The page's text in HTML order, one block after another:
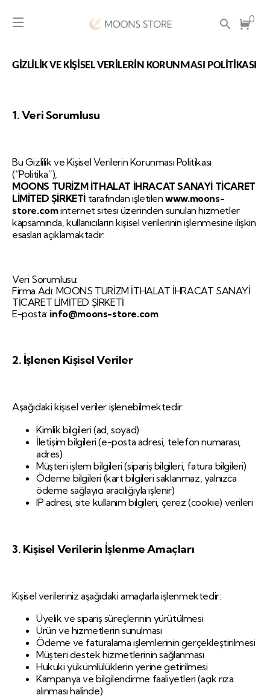
0
GİZLİLİK VE KİŞİSEL VERİLERİN KORUNMASI POLİTİKASI
1. Veri Sorumlusu
Bu Gizlilik ve Kişisel Verilerin Korunması Politikası
(“Politika”),
MOONS TURİZM İTHALAT İHRACAT SANAYİ TİCARET
LİMİTED ŞİRKETİ tarafından işletilenwww.moons-
store.cominternet sitesi üzerinden sunulan hizmetler
kapsamında, kullanıcıların kişisel verilerinin işlenmesine ilişkin
esasları açıklamaktadır.
Veri Sorumlusu:
Firma Adı: MOONS TURİZM İTHALAT İHRACAT SANAYİ
TİCARET LİMİTED ŞİRKETİ
E-posta: info@moons-store.com
2. İşlenen Kişisel Veriler
Aşağıdaki kişisel veriler işlenebilmektedir:
Kimlik bilgileri (ad, soyad)
İletişim bilgileri (e-posta adresi, telefon numarası,
adres)
Müşteri işlem bilgileri (sipariş bilgileri, fatura bilgileri)
Ödeme bilgileri (kart bilgileri saklanmaz, yalnızca
ödeme sağlayıcı aracılığıyla işlenir)
IP adresi, site kullanım bilgileri, çerez (cookie) verileri
3. Kişisel Verilerin İşlenme Amaçları
Kişisel verileriniz aşağıdaki amaçlarla işlenmektedir:
Üyelik ve sipariş süreçlerinin yürütülmesi
Ürün ve hizmetlerin sunulması
Ödeme ve faturalama işlemlerinin gerçekleştirilmesi
Müşteri destek hizmetlerinin sağlanması
Hukuki yükümlülüklerin yerine getirilmesi
Kampanya ve bilgilendirme faaliyetleri (açık rıza
alınması halinde)